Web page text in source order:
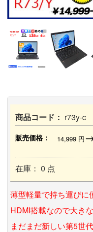
商品コード： r73y-c
販売価格： 14,999円→
在庫： 0 点
薄型軽量で持ち運びに
HDMI搭載なので大き
まだまだ新しい第5世